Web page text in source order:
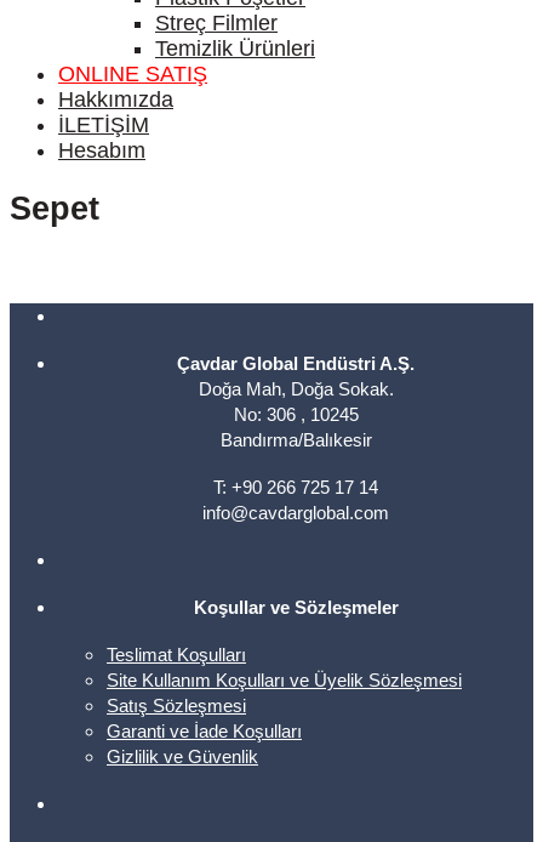
Streç Filmler
Temizlik Ürünleri
ONLINE SATIŞ
Hakkımızda
İLETİŞİM
Hesabım
Sepet
Çavdar Global Endüstri A.Ş.
Doğa Mah, Doğa Sokak.
No: 306 , 10245
Bandırma/Balıkesir
T: +90 266 725 17 14
info@cavdarglobal.com
Koşullar ve Sözleşmeler
Teslimat Koşulları
Site Kullanım Koşulları ve Üyelik Sözleşmesi
Satış Sözleşmesi
Garanti ve İade Koşulları
Gizlilik ve Güvenlik